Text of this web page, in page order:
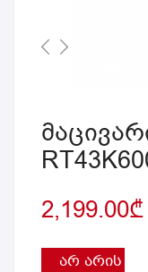
2,199.00₾
ᲐᲠ ᲐᲠᲘᲡ